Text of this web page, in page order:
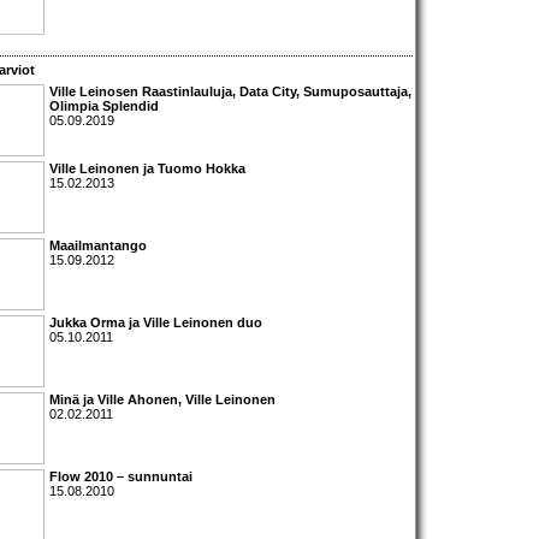
Ville Leinosen Raastinlauluja, Data City, Sumuposauttaja,
Olimpia Splendid
05.09.2019
Ville Leinonen ja Tuomo Hokka
15.02.2013
Maailmantango
15.09.2012
Jukka Orma ja Ville Leinonen duo
05.10.2011
Minä ja Ville Ahonen, Ville Leinonen
02.02.2011
Flow 2010 – sunnuntai
15.08.2010